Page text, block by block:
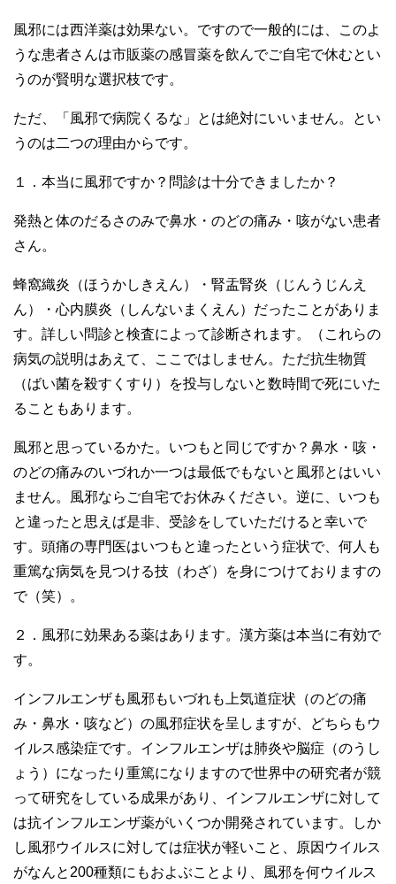
風邪には西洋薬は効果ない。ですので一般的には、このよ
うな患者さんは市販薬の感冒薬を飲んでご自宅で休むとい
うのが賢明な選択枝です。
ただ、「風邪で病院くるな」とは絶対にいいません。とい
うのは二つの理由からです。
１．本当に風邪ですか？問診は十分できましたか？
発熱と体のだるさのみで鼻水・のどの痛み・咳がない患者
さん。
蜂窩織炎（ほうかしきえん）・腎盂腎炎（じんうじんえ
ん）・心内膜炎（しんないまくえん）だったことがありま
す。詳しい問診と検査によって診断されます。（これらの
病気の説明はあえて、ここではしません。ただ抗生物質
（ばい菌を殺すくすり）を投与しないと数時間で死にいた
ることもあります。
風邪と思っているかた。いつもと同じですか？鼻水・咳・
のどの痛みのいづれか一つは最低でもないと風邪とはいい
ません。風邪ならご自宅でお休みください。逆に、いつも
と違ったと思えば是非、受診をしていただけると幸いで
す。頭痛の専門医はいつもと違ったという症状で、何人も
重篤な病気を見つける技（わざ）を身につけておりますの
で（笑）。
２．風邪に効果ある薬はあります。漢方薬は本当に有効で
す。
インフルエンザも風邪もいづれも上気道症状（のどの痛
み・鼻水・咳など）の風邪症状を呈しますが、どちらもウ
イルス感染症です。インフルエンザは肺炎や脳症（のうし
ょう）になったり重篤になりますので世界中の研究者が競
って研究をしている成果があり、インフルエンザに対して
は抗インフルエンザ薬がいくつか開発されています。しか
し風邪ウイルスに対しては症状が軽いこと、原因ウイルス
がなんと200種類にもおよぶことより、風邪を何ウイルス